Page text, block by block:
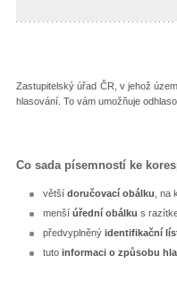
Zastupitelský úřad ČR, v jehož
hlasování. To vám umožňuje
Co sada písemností ke
větší doručovací obálku ,
menší úřední obálku s
předvyplněný identifikační
tuto informaci o způsobu